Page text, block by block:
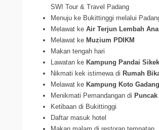
SWI Tour & Travel Padang
Menuju ke Bukittinggi melalui
Melawat ke Air Terjun Lembah
Melawat ke Muzium PDIKM
Makan tengah hari
Lawatan ke Kampung Pandai Sikek
Nikmati kek istimewa di Rumah
Melawat ke Kampung Koto Gadang
Menikmati Pemandangan di
Ketibaan di Bukittinggi
Daftar masuk hotel